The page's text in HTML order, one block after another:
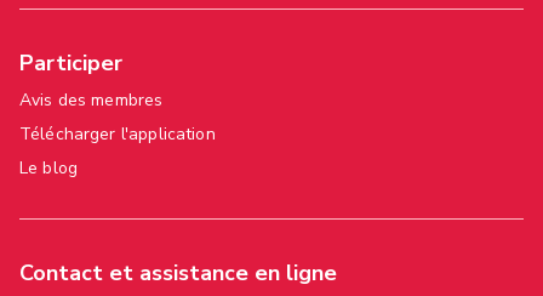
Participer
Avis des membres
Télécharger l'application
Le blog
Contact et assistance en ligne